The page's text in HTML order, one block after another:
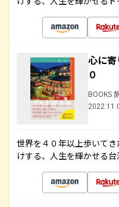
心に
０
BOOKS
世界を４０年以上歩いて
けする、人生を輝かせる